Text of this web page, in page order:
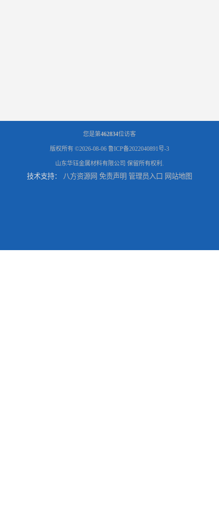
您是第462834位访客
版权所有 ©2026-08-06 鲁ICP备2022040891号-3
山东华钰金属材料有限公司 保留所有权利.
技术支持： 八方资源网 免责声明 管理员入口 网站地图